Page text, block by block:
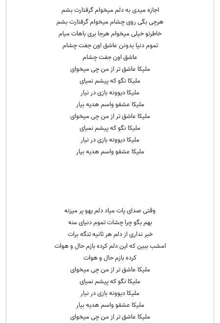
اجازه میدی به دلم میخوام گرفتارت بشم
هرچی بگی روی چشام میخوام گرفتارت بشم
خاطرتو خیلی میخوام هرجا بری باهات میام
تموم دنیا بدونن عاشق اون جفت چشام
عاشق اون جفت چشام
ملیکا عاشق تر از من چی میخوای
ملیکا نگو که پیشم نمیای
ملیکا دیوونه بازی در نیار
ملیکا عشقو واسم هدیه بیار
ملیکا عاشق تر از من چی میخوای
ملیکا نگو که پیشم نمیای
ملیکا دیوونه بازی در نیار
ملیکا عشقو واسم هدیه بیار
وقتی صدای پات میاد دلم یهو پر میزنه
بهم بگو چرا چشات تموم دنیای منه
خبر نداری از دلم هر ثانیه تنگه برات
امشب ببین که این دلم کرده بازم حال و هوات
کرده بازم حال و هوات
ملیکا عاشق تر از من چی میخوای
ملیکا نگو که پیشم نمیای
ملیکا دیوونه بازی در نیار
ملیکا عشقو واسم هدیه بیار
ملیکا عاشق تر از من چی میخوای